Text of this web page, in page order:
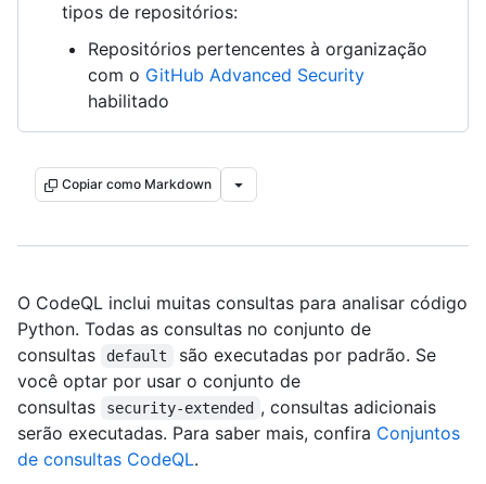
tipos de repositórios:
Repositórios pertencentes à organização
com o GitHub Advanced Security
habilitado
Copiar como Markdown
O CodeQL inclui muitas consultas para analisar código
Python. Todas as consultas no conjunto de
consultas
default
são executadas por padrão. Se
você optar por usar o conjunto de
consultas
security-extended , consultas adicionais
serão executadas. Para saber mais, confira Conjuntos
de consultas CodeQL.